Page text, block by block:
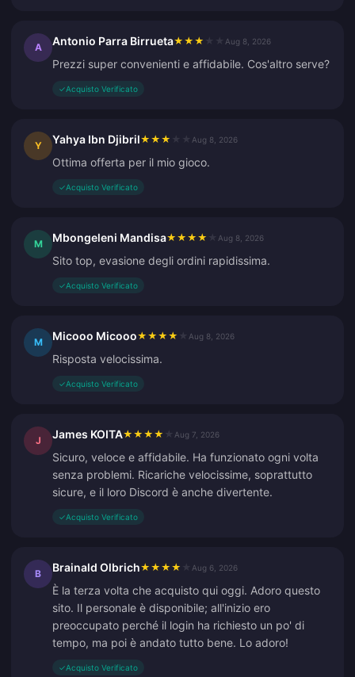
A Antonio Parra Birrueta★ ★ ★ Aug 8, 2026
Prezzi super convenienti e affidabile. Cos'altro serve?
✓Acquisto Verificato
Y Yahya Ibn Djibril★ ★ ★ Aug 8, 2026
Ottima offerta per il mio gioco.
✓Acquisto Verificato
M Mbongeleni Mandisa★ ★ ★ ★ Aug 8, 2026
Sito top, evasione degli ordini rapidissima.
✓Acquisto Verificato
M Micooo Micooo★ ★ ★ ★ Aug 8, 2026
Risposta velocissima.
✓Acquisto Verificato
J James KOITA★ ★ ★ ★ Aug 7, 2026
Sicuro, veloce e affidabile. Ha funzionato ogni volta
senza problemi. Ricariche velocissime, soprattutto
sicure, e il loro Discord è anche divertente.
✓Acquisto Verificato
B Brainald Olbrich★ ★ ★ ★ Aug 6, 2026
È la terza volta che acquisto qui oggi. Adoro questo
sito. Il personale è disponibile; all'inizio ero
preoccupato perché il login ha richiesto un po' di
tempo, ma poi è andato tutto bene. Lo adoro!
✓Acquisto Verificato